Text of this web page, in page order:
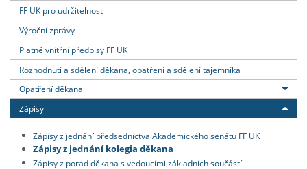
FF UK pro udržitelnost
Výroční zprávy
Platné vnitřní předpisy FF UK
Rozhodnutí a sdělení děkana, opatření a sdělení tajemníka
Opatření děkana
Zápisy
Zápisy z jednání předsednictva Akademického senátu FF UK
Zápisy z jednání kolegia děkana
Zápisy z porad děkana s vedoucími základních součástí